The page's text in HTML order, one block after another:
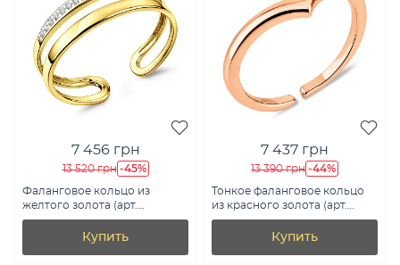
7 456 грн
13 520 грн -45%
Фаланговое кольцо из
желтого золота (арт.
140841жф)
Купить
7 437 грн
13 390 грн -44%
Тонкое фаланговое кольцо
из красного золота (арт.
140823ф)
Купить